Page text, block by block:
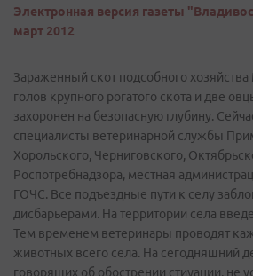
Электронная версия газеты
март 2012
Зараженный скот подсобного
голов крупного рогатого скота и две
захоронен на безопасную глубину.
специалисты ветеринарной службы
Хорольского, Черниговского,
Роспотребнадзора, местная
ГОЧС. Все подъездные пути к селу
дисбарьерами. На территории села
Тем временем ветеринары проводят
животных всего села. На сегодняшний
говорящих об обострении стиуации, не